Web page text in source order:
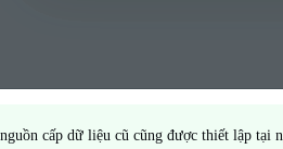
cấp dữ liệu cũ cũng được thiết lập